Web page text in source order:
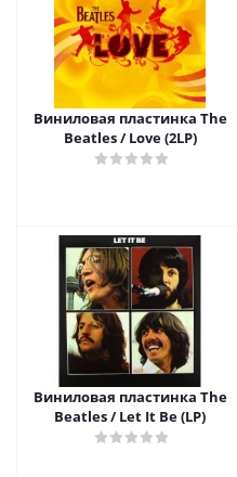
Виниловая пластинка The
Beatles / Love (2LP)
Виниловая пластинка The
Beatles / Let It Be (LP)